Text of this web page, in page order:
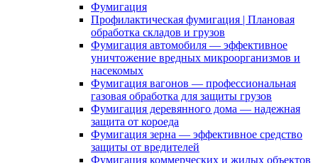
Фумигация
Профилактическая фумигация | Плановая
обработка складов и грузов
Фумигация автомобиля — эффективное
уничтожение вредных микроорганизмов и
насекомых
Фумигация вагонов — профессиональная
газовая обработка для защиты грузов
Фумигация деревянного дома — надежная
защита от короеда
Фумигация зерна — эффективное средство
защиты от вредителей
Фумигация коммерческих и жилых объектов